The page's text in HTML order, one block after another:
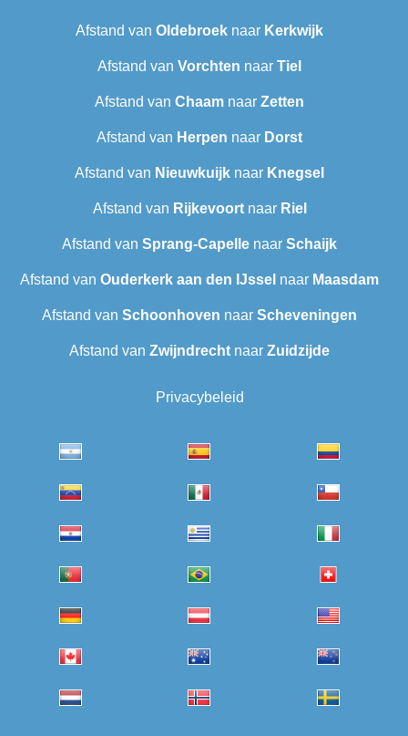
Afstand van Oldebroek naar Kerkwijk
Afstand van Vorchten naar Tiel
Afstand van Chaam naar Zetten
Afstand van Herpen naar Dorst
Afstand van Nieuwkuijk naar Knegsel
Afstand van Rijkevoortnaar Riel
Afstand van Sprang-Capelle naar Schaijk
Afstand van Ouderkerk aan den IJssel naar Maasdam
Afstand van Schoonhoven naar Scheveningen‎
Afstand van Zwijndrecht naar Zuidzijde
Privacybeleid